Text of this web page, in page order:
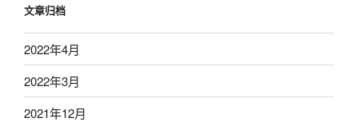
文章归档
2022年4月
2022年3月
2021年12月